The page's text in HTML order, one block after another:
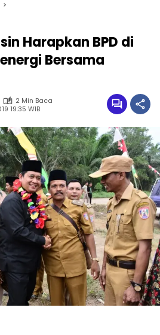
Harapkan BPD di
Bersama
2 Min Baca
19:35 WIB